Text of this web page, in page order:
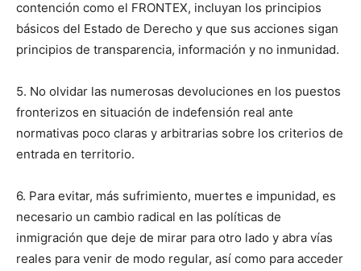
contención como el FRONTEX, incluyan los principios
básicos del Estado de Derecho y que sus acciones sigan
principios de transparencia, información y no inmunidad.
5. No olvidar las numerosas devoluciones en los puestos
fronterizos en situación de indefensión real ante
normativas poco claras y arbitrarias sobre los criterios de
entrada en territorio.
6. Para evitar, más sufrimiento, muertes e impunidad, es
necesario un cambio radical en las políticas de
inmigración que deje de mirar para otro lado y abra vías
reales para venir de modo regular, así como para acceder